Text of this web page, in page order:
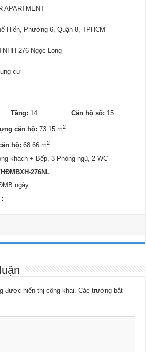
APARTMENT
Hiển, Phường 6, Quận 8, TPHCM
276 Ngọc Long
cư
Tầng: 14Căn hộ số: 15
căn hộ:73.15 m2
hộ: 68.66 m2
khách + Bếp, 3 Phòng ngủ, 2 WC
HĐMBXH-276NL
ngày
:
được hiển thị công khai. Các trường bắt